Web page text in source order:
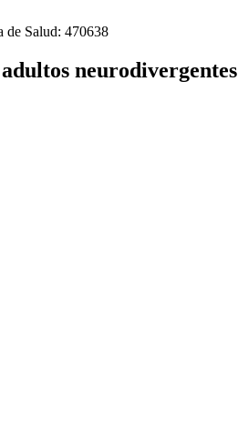
de Salud: 470638
neurodivergentes